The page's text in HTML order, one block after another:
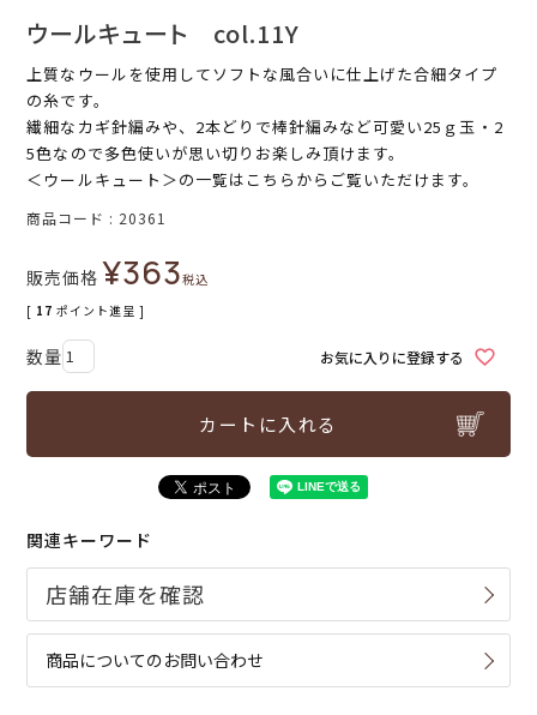
ウールキュート col.11Y
上質なウールを使用してソフトな風合いに仕上げた合細タイプ
の糸です。
繊細なカギ針編みや、2本どりで棒針編みなど可愛い25ｇ玉・2
5色なので多色使いが思い切りお楽しみ頂けます。
＜ウールキュート＞の一覧はこちらからご覧いただけます。
商品コード 20361
販売価格 ¥363税込
[ 17 ポイント進呈 ]
お気に入りに登録する
カートに入れる
関連キーワード
商品についてのお問い合わせ